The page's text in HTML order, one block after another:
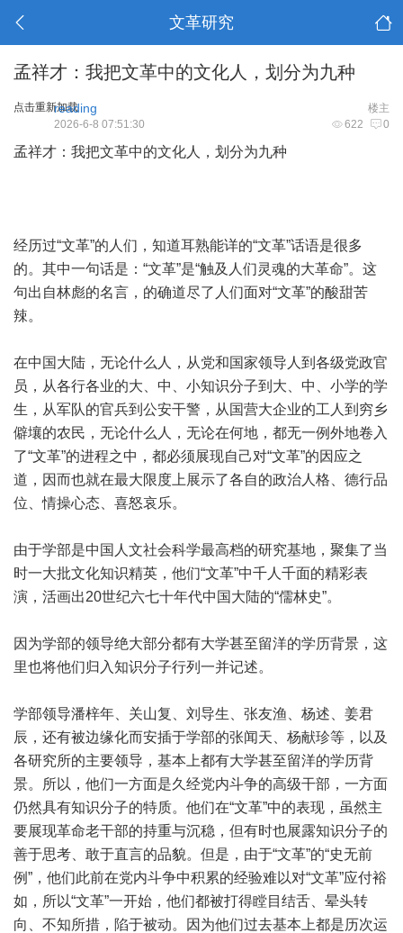
文革研究
孟祥才：我把文革中的文化人，划分为九种
点击重新加载 楼主
reading
622 0
2026-6-8 07:51:30
孟祥才：我把文革中的文化人，划分为九种
经历过“文革”的人们，知道耳熟能详的“文革”话语是很多
的。其中一句话是：“文革”是“触及人们灵魂的大革命”。这
句出自林彪的名言，的确道尽了人们面对“文革”的酸甜苦
辣。
在中国大陆，无论什么人，从党和国家领导人到各级党政官
员，从各行各业的大、中、小知识分子到大、中、小学的学
生，从军队的官兵到公安干警，从国营大企业的工人到穷乡
僻壤的农民，无论什么人，无论在何地，都无一例外地卷入
了“文革”的进程之中，都必须展现自己对“文革”的因应之
道，因而也就在最大限度上展示了各自的政治人格、德行品
位、情操心态、喜怒哀乐。
由于学部是中国人文社会科学最高档的研究基地，聚集了当
时一大批文化知识精英，他们“文革”中千人千面的精彩表
演，活画出20世纪六七十年代中国大陆的“儒林史”。
因为学部的领导绝大部分都有大学甚至留洋的学历背景，这
里也将他们归入知识分子行列一并记述。
学部领导潘梓年、关山复、刘导生、张友渔、杨述、姜君
辰，还有被边缘化而安插于学部的张闻天、杨献珍等，以及
各研究所的主要领导，基本上都有大学甚至留洋的学历背
景。所以，他们一方面是久经党内斗争的高级干部，一方面
仍然具有知识分子的特质。他们在“文革”中的表现，虽然主
要展现革命老干部的持重与沉稳，但有时也展露知识分子的
善于思考、敢于直言的品貌。但是，由于“文革”的“史无前
例”，他们此前在党内斗争中积累的经验难以对“文革”应付裕
如，所以“文革”一开始，他们都被打得瞠目结舌、晕头转
向、不知所措，陷于被动。因为他们过去基本上都是历次运